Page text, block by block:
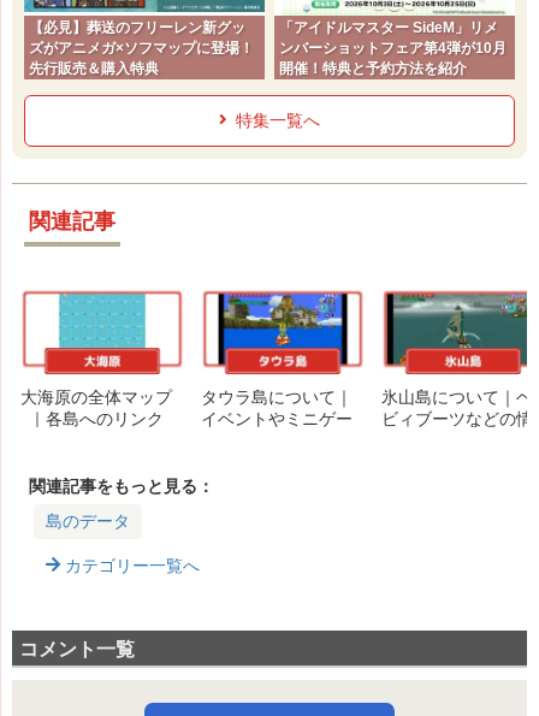
【必見】葬送のフリーレン新グッ
ズがアニメガ×ソフマップに登場！
先行販売＆購入特典
「アイドルマスター SideM」リメ
ンバーショットフェア第4弾が10月
開催！特典と予約方法を紹介
特集一覧へ
関連記事
大海原の全体マップ
｜各島へのリンク
タウラ島について｜
イベントやミニゲー
氷山島について｜ヘ
ビィブーツなどの情
関連記事をもっと見る：
島のデータ
カテゴリー一覧へ
コメント一覧